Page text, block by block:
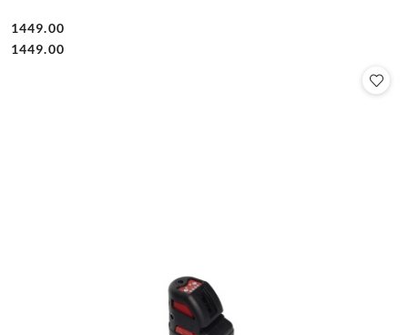
Cena:
1449.00
Cena:
1449.00